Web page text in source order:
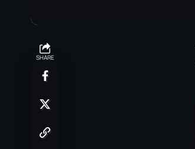
SHARE